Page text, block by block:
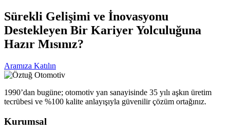
Sürekli Gelişimi ve İnovasyonu
Destekleyen Bir Kariyer Yolculuğuna
Hazır Mısınız?
Aramıza Katılın
1990’dan bugüne; otomotiv yan sanayisinde 35 yılı aşkın üretim
tecrübesi ve %100 kalite anlayışıyla güvenilir çözüm ortağınız.
Kurumsal